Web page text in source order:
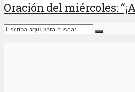
Oración del miércoles: